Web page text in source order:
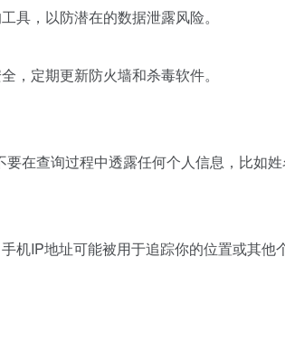
具，以防潜在的数据泄露风险。
，定期更新防火墙和杀毒软件。
在查询过程中透露任何个人信息，比如
机IP地址可能被用于追踪你的位置或其他